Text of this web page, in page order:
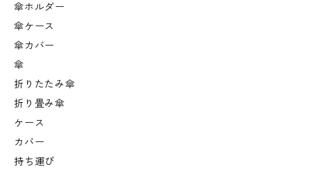
傘ホルダー
傘ケース
傘カバー
傘
折りたたみ傘
折り畳み傘
ケース
カバー
持ち運び